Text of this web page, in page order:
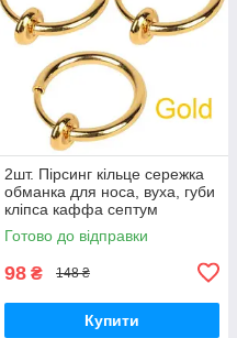
2шт. Пірсинг кільце сережка
обманка для носа, вуха, губи
кліпса каффа септум
(золото)
Готово до відправки
98 ₴ 148 ₴
Купити